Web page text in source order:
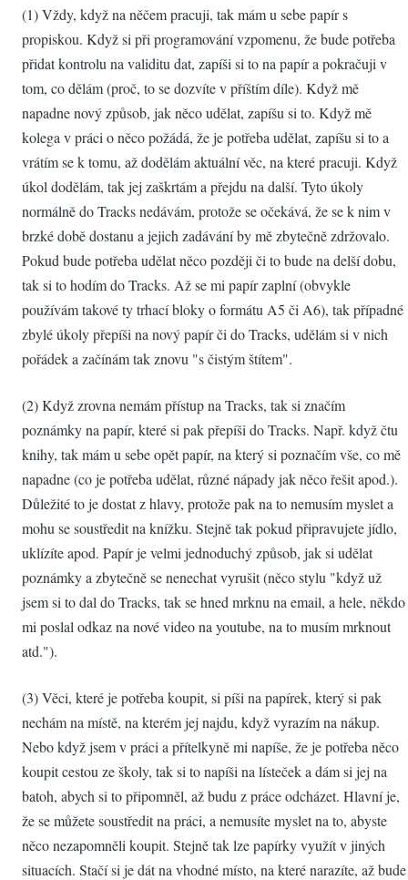
(1) Vždy, když na něčem pracuji, tak mám u sebe papír s
propiskou. Když si při programování vzpomenu, že bude potřeba
přidat kontrolu na validitu dat, zapíši si to na papír a pokračuji v
tom, co dělám (proč, to se dozvíte v příštím díle). Když mě
napadne nový způsob, jak něco udělat, zapíšu si to. Když mě
kolega v práci o něco požádá, že je potřeba udělat, zapíšu si to a
vrátím se k tomu, až dodělám aktuální věc, na které pracuji. Když
úkol dodělám, tak jej zaškrtám a přejdu na další. Tyto úkoly
normálně do Tracks nedávám, protože se očekává, že se k nim v
brzké době dostanu a jejich zadávání by mě zbytečně zdržovalo.
Pokud bude potřeba udělat něco později či to bude na delší dobu,
tak si to hodím do Tracks. Až se mi papír zaplní (obvykle
používám takové ty trhací bloky o formátu A5 či A6), tak případné
zbylé úkoly přepíši na nový papír či do Tracks, udělám si v nich
pořádek a začínám tak znovu "s čistým štítem".
(2) Když zrovna nemám přístup na Tracks, tak si značím
poznámky na papír, které si pak přepíši do Tracks. Např. když čtu
knihy, tak mám u sebe opět papír, na který si poznačím vše, co mě
napadne (co je potřeba udělat, různé nápady jak něco řešit apod.).
Důležité to je dostat z hlavy, protože pak na to nemusím myslet a
mohu se soustředit na knížku. Stejně tak pokud připravujete jídlo,
uklízíte apod. Papír je velmi jednoduchý způsob, jak si udělat
poznámky a zbytečně se nenechat vyrušit (něco stylu "když už
jsem si to dal do Tracks, tak se hned mrknu na email, a hele, někdo
mi poslal odkaz na nové video na youtube, na to musím mrknout
atd.").
(3) Věci, které je potřeba koupit, si píši na papírek, který si pak
nechám na místě, na kterém jej najdu, když vyrazím na nákup.
Nebo když jsem v práci a přítelkyně mi napíše, že je potřeba něco
koupit cestou ze školy, tak si to napíši na lísteček a dám si jej na
batoh, abych si to připomněl, až budu z práce odcházet. Hlavní je,
že se můžete soustředit na práci, a nemusíte myslet na to, abyste
něco nezapomněli koupit. Stejně tak lze papírky využít v jiných
situacích. Stačí si je dát na vhodné místo, na které narazíte, až bude